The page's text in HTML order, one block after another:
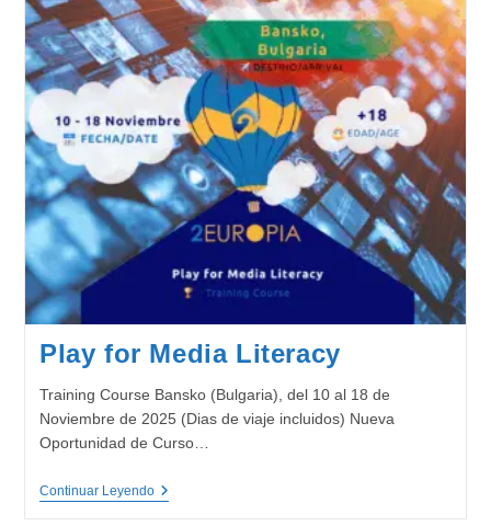
Play for Media Literacy
Training Course Bansko (Bulgaria), del 10 al 18 de
Noviembre de 2025 (Dias de viaje incluidos) Nueva
Oportunidad de Curso…
Continuar LeyendoPlay